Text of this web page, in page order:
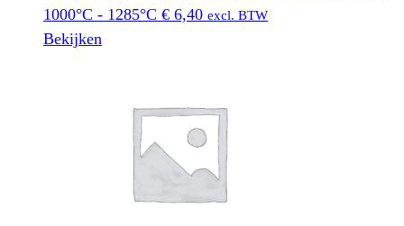
1000°C - 1285°C € 6,40 excl. BTW
Bekijken